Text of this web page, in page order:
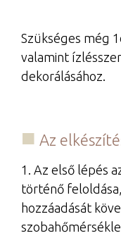
Szükséges még
valamint
dekorálásához.
Az
1. Az első lépés
történő
hozzáadását